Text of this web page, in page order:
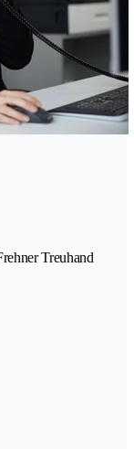
Treuhand